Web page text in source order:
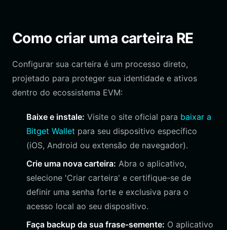
Como criar uma carteira RE
Configurar sua carteira é um processo direto,
projetado para proteger sua identidade e ativos
dentro do ecossistema EVM:
Baixe e instale: Visite o site oficial para baixar a
Bitget Wallet para seu dispositivo específico
(iOS, Android ou extensão de navegador).
Crie uma nova carteira: Abra o aplicativo,
selecione 'Criar carteira' e certifique-se de
definir uma senha forte e exclusiva para o
acesso local ao seu dispositivo.
Faça backup da sua frase-semente: O aplicativo